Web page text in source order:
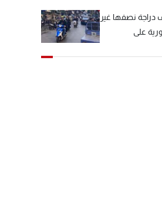
من ٨٠٠ ألف دراجة نصفها غير
على